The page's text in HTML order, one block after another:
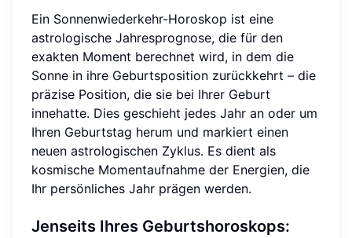
Ein Sonnenwiederkehr-Horoskop ist eine
astrologische Jahresprognose, die für den
exakten Moment berechnet wird, in dem die
Sonne in ihre Geburtsposition zurückkehrt – die
präzise Position, die sie bei Ihrer Geburt
innehatte. Dies geschieht jedes Jahr an oder um
Ihren Geburtstag herum und markiert einen
neuen astrologischen Zyklus. Es dient als
kosmische Momentaufnahme der Energien, die
Ihr persönliches Jahr prägen werden.
Jenseits Ihres Geburtshoroskops: